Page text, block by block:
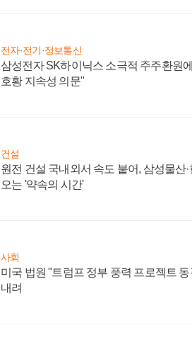
전자·전기·정보통신
삼성전자 SK하이닉스 소극적 주주환원
호황 지속성 의문"
건설
원전 건설 국내외서 속도 붙어, 삼성물산
오는 '약속의 시간'
사회
미국 법원 "트럼프 정부 풍력 프로젝트
내려